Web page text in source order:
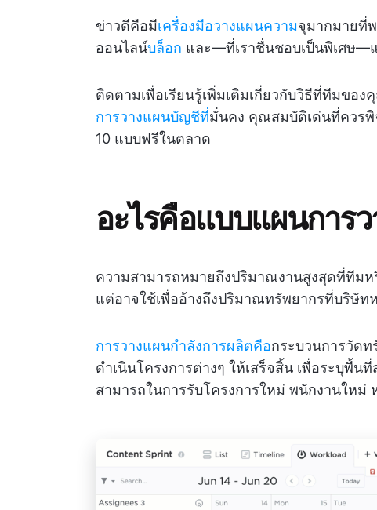
ข่าวดีคือมีเครื่องมือวางแผนความจุมากมายที่
ออนไลน์บล็อก และ—ที่เราชื่นชอบเป็นพิเศษ—
ติดตามเพื่อเรียนรู้เพิ่มเติมเกี่ยวกับวิธีที่ทีมขอ
การวางแผนบัญชีที่มั่นคง คุณสมบัติเด่นที่ควรพิ
10 แบบฟรีในตลาด
อะไรคือแบบแผนการ
ความสามารถหมายถึงปริมาณงานสูงสุดที่ทีม
แต่อาจใช้เพื่ออ้างถึงปริมาณทรัพยากรที่บริษัท
การวางแผนกำลังการผลิตคือกระบวนการวัดท
ดำเนินโครงการต่างๆ ให้เสร็จสิ้น เพื่อระบุพื้
สามารถในการรับโครงการใหม่ พนักงานใหม่